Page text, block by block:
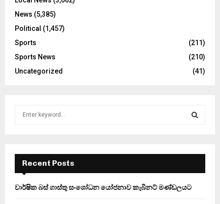
News (5,385)
Political (1,457)
Sports
(211)
Sports News
(210)
Uncategorized
(41)
f
r
E
A
Recent Posts
වාර්ෂික බස් ගාස්තු සංශෝධන යෝජනාව කැබිනට් මණ්ඩලයට